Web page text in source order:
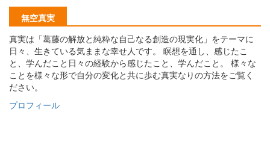
無空真実
真実は「葛藤の解放と純粋な自己なる創造の現実化」をテーマに
日々、生きている気ままな幸せ人です。 瞑想を通し、感じたこ
と、学んだこと日々の経験から感じたこと、学んだこと。 様々な
ことを様々な形で自分の変化と共に歩む真実なりの方法をご覧く
ださい。
プロフィール